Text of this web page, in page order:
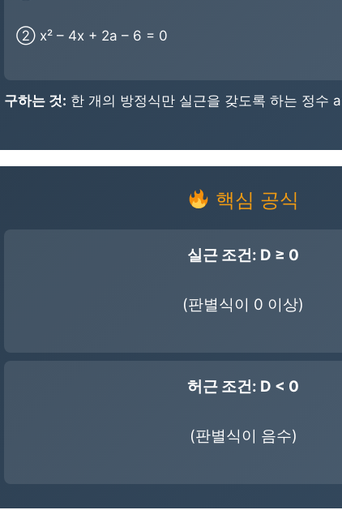
② x² – 4x + 2a – 6 = 0
구하는 것: 한 개의 방정식만 실근을 갖도록 하는 정수
핵심 공식
실근 조건: D ≥ 0
(판별식이 0 이상)
허근 조건: D < 0
(판별식이 음수)